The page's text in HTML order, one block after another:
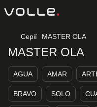
Серії MASTER OLA
MASTER OLA
AGUA AMAR
BRAVO SOLO